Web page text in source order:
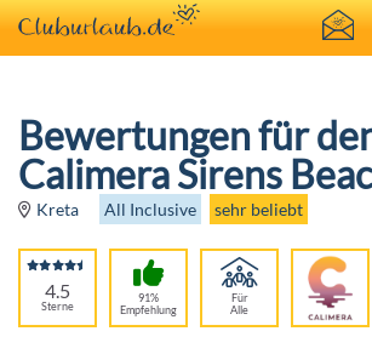
Bewertungen für
Calimera Sirens
Kreta All Inclusive sehr beliebt
4.5
Sterne
91%
Empfehlung
Für
Alle